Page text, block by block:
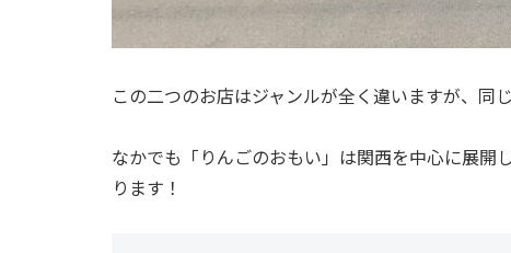
この二つのお店はジャンルが全く違いますが、同
なかでも「りんごのおもい」は関西を中心に展開
ります！